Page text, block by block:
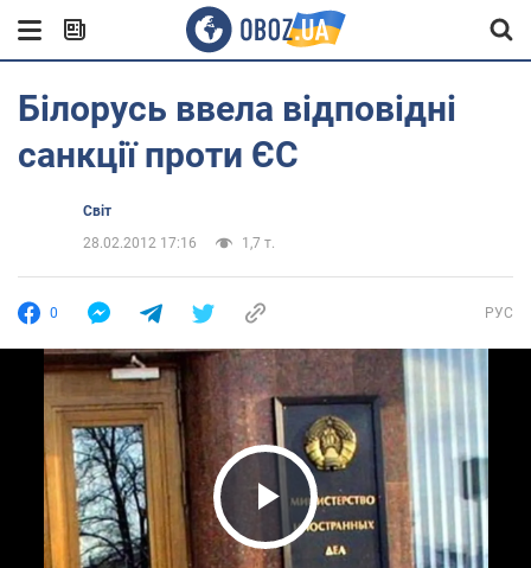
Білорусь ввела відповідні
санкції проти ЄС
Світ
28.02.2012 17:16
1,7 т.
0 РУС
Play Video